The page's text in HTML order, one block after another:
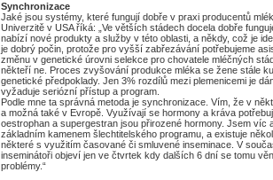
Synchronizace
Jaké jsou systémy, které fungují dobře v praxi producentů
Univerzitě v USA říká: „Ve větších stádech docela dobře
nabízí nové produkty a služby v této oblasti, a někdy, což je
je dobrý počin, protože pro vyšší zabřezávání potřebujeme
změnu v genetické úrovni selekce pro chovatele mléčných
někteří ne. Proces zvyšování produkce mléka se žene stále
genetické předpoklady. Jen 3% rozdílů mezi plemenicemi je
vyžaduje seriózní přístup a program.
Podle mne ta správná metoda je synchronizace. Vím, že v
a možná také v Evropě. Využívají se hormony a kráva
oestrophan a supergestran jsou přirozené hormony. Jsem
základním kamenem šlechtitelského programu, a existuje
některé s využitím časované či smluvené inseminace. V
inseminátoři objeví jen ve čtvrtek kdy dalších 6 dní se tomu
problémy.“